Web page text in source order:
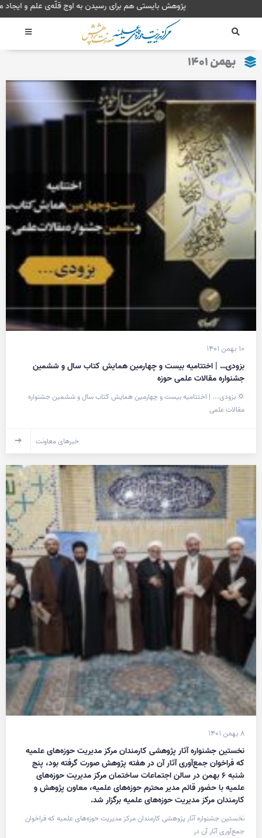
به
پژوهش بایستی هم برای رسیدن به
بهمن ۱۴۰۱
۱۰ بهمن ۱۴۰۱
بزودی… | اختتامیه بیست و چهارمین همایش کتاب سال و ششمین
جشنواره مقالات علمی حوزه
💢 بزودی... | اختتامیه بیست و چهارمین همایش کتاب سال و ششمین جشنواره
مقالات علمی
خبرهای معاونت
۸ بهمن ۱۴۰۱
نخستین جشنواره آثار پژوهشی کارمندان مرکز مدیریت حوزه‌های علمیه
که فراخوان جمع‌آوری آثار آن در هفته پژوهش صورت گرفته بود، پنج
شنبه ۶ بهمن در سالن اجتماعات ساختمان مرکز مدیریت حوزه‌های
علمیه با حضور قائم مدیر محترم حوزه‌های علمیه، معاون پژوهش و
کارمندان مرکز مدیریت حوزه‌های علمیه برگزار شد.
نخستین جشنواره آثار پژوهشی کارمندان مرکز مدیریت حوزه‌های علمیه که فراخوان
جمع‌آوری آثار آن در